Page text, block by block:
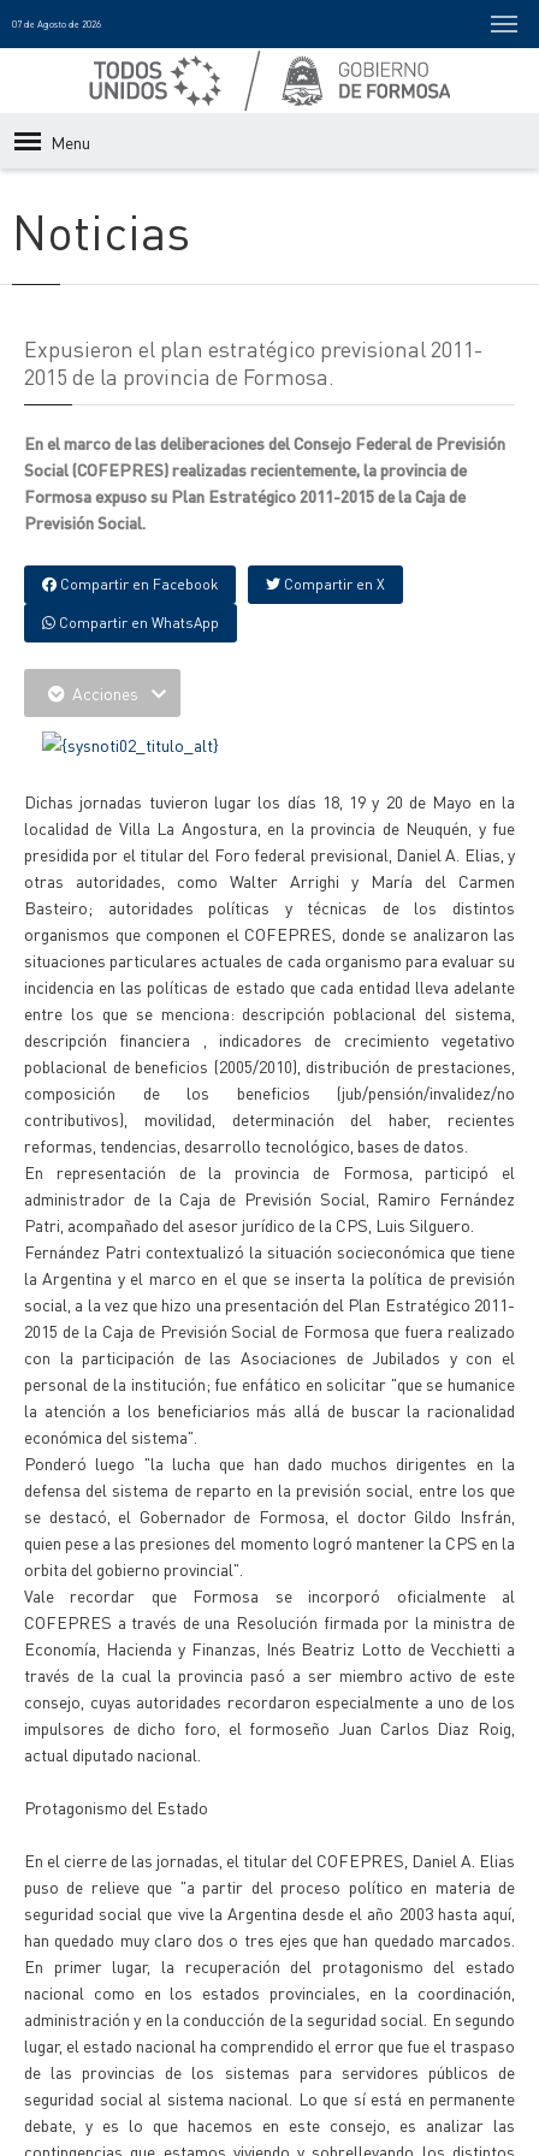
07 de Agosto de 2026
Menu
Noticias
Expusieron el plan estratégico previsional 2011-
2015 de la provincia de Formosa.
En el marco de las deliberaciones del Consejo Federal de Previsión
Social (COFEPRES) realizadas recientemente, la provincia de
Formosa expuso su Plan Estratégico 2011-2015 de la Caja de
Previsión Social.
Compartir en Facebook Compartir en X
Compartir en WhatsApp
Acciones
Dichas jornadas tuvieron lugar los días 18, 19 y 20 de Mayo en la
localidad de Villa La Angostura, en la provincia de Neuquén, y fue
presidida por el titular del Foro federal previsional, Daniel A. Elias, y
otras autoridades, como Walter Arrighi y María del Carmen
Basteiro; autoridades políticas y técnicas de los distintos
organismos que componen el COFEPRES, donde se analizaron las
situaciones particulares actuales de cada organismo para evaluar su
incidencia en las políticas de estado que cada entidad lleva adelante
entre los que se menciona: descripción poblacional del sistema,
descripción financiera , indicadores de crecimiento vegetativo
poblacional de beneficios (2005/2010), distribución de prestaciones,
composición de los beneficios (jub/pensión/invalidez/no
contributivos), movilidad, determinación del haber, recientes
reformas, tendencias, desarrollo tecnológico, bases de datos.
En representación de la provincia de Formosa, participó el
administrador de la Caja de Previsión Social, Ramiro Fernández
Patri, acompañado del asesor jurídico de la CPS, Luis Silguero.
Fernández Patri contextualizó la situación socieconómica que tiene
la Argentina y el marco en el que se inserta la política de previsión
social, a la vez que hizo una presentación del Plan Estratégico 2011-
2015 de la Caja de Previsión Social de Formosa que fuera realizado
con la participación de las Asociaciones de Jubilados y con el
personal de la institución; fue enfático en solicitar "que se humanice
la atención a los beneficiarios más allá de buscar la racionalidad
económica del sistema".
Ponderó luego "la lucha que han dado muchos dirigentes en la
defensa del sistema de reparto en la previsión social, entre los que
se destacó, el Gobernador de Formosa, el doctor Gildo Insfrán,
quien pese a las presiones del momento logró mantener la CPS en la
orbita del gobierno provincial".
Vale recordar que Formosa se incorporó oficialmente al
COFEPRES a través de una Resolución firmada por la ministra de
Economía, Hacienda y Finanzas, Inés Beatriz Lotto de Vecchietti a
través de la cual la provincia pasó a ser miembro activo de este
consejo, cuyas autoridades recordaron especialmente a uno de los
impulsores de dicho foro, el formoseño Juan Carlos Diaz Roig,
actual diputado nacional.
Protagonismo del Estado
En el cierre de las jornadas, el titular del COFEPRES, Daniel A. Elias
puso de relieve que "a partir del proceso político en materia de
seguridad social que vive la Argentina desde el año 2003 hasta aquí,
han quedado muy claro dos o tres ejes que han quedado marcados.
En primer lugar, la recuperación del protagonismo del estado
nacional como en los estados provinciales, en la coordinación,
administración y en la conducción de la seguridad social. En segundo
lugar, el estado nacional ha comprendido el error que fue el traspaso
de las provincias de los sistemas para servidores públicos de
seguridad social al sistema nacional. Lo que sí está en permanente
debate, y es lo que hacemos en este consejo, es analizar las
contingencias que estamos viviendo y sobrellevando los distintos